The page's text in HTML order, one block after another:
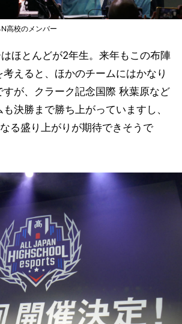
高校のメンバー
ほとんどが2年生。来年もこの布陣
えると、ほかのチームにはかなり
すが、クラーク記念国際 秋葉原など
決勝まで勝ち上がっていますし、
る盛り上がりが期待できそうで